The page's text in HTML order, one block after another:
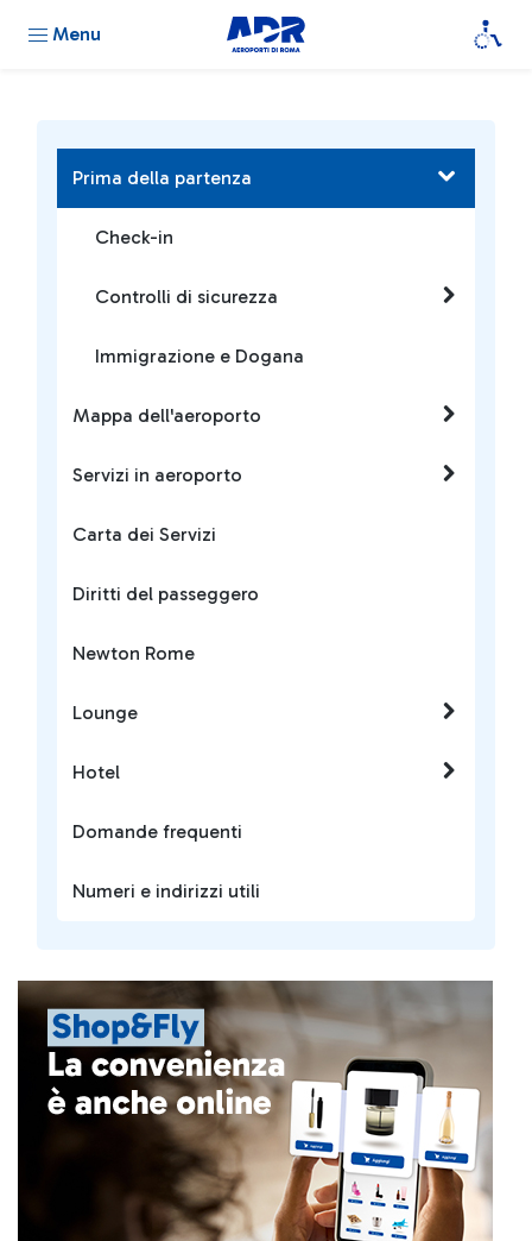
Menu
Prima della partenza
Check-in
Controlli di sicurezza
Immigrazione e Dogana
Mappa dell'aeroporto
Servizi in aeroporto
Carta dei Servizi
Diritti del passeggero
Newton Rome
Lounge
Hotel
Domande frequenti
Numeri e indirizzi utili